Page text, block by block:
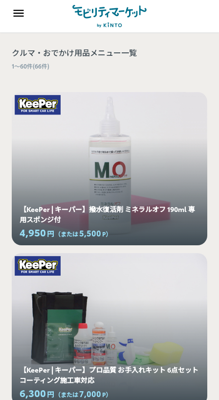
クルマ・おでかけ用品メニュー一覧
1〜60件(66件)
【KeePer | キーパー】撥水復活剤 ミネラルオフ 190ml 専
用スポンジ付
4,950 円 （または5,500 P）
【KeePer | キーパー】プロ品質 お手入れキット 6点セット
コーティング施工車対応
6,300 円 （または7,000 P）